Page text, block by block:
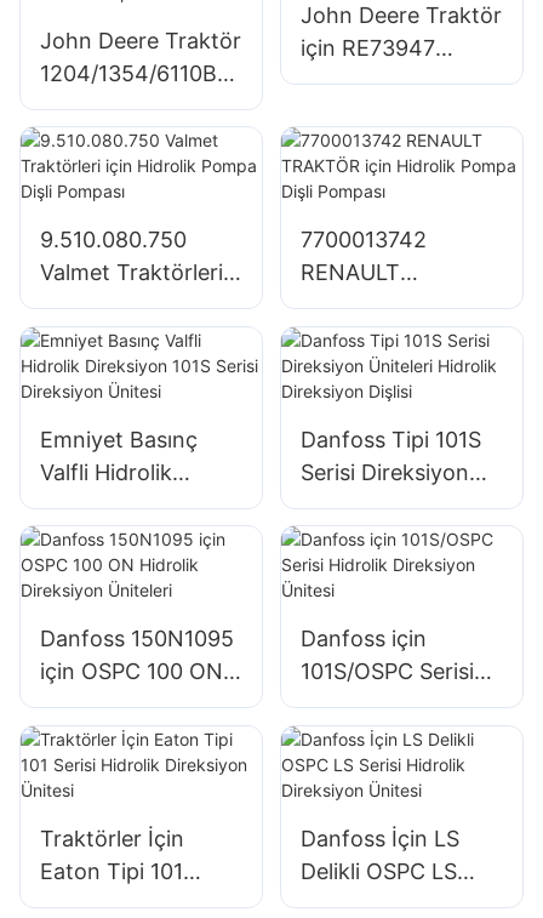
John Deere Traktör
1204/1354/6110B
için Dişli Pompa
Büyük Tandem
Hidrolik Pompa
SJ21032
John Deere Traktör
için RE73947
RE72058 Hidrolik
Pompası
9.510.080.750
Valmet Traktörleri
için Hidrolik Pompa
Dişli Pompası
7700013742
RENAULT
TRAKTÖR için
Hidrolik Pompa Dişli
Pompası
Emniyet Basınç
Valfli Hidrolik
Direksiyon 101S
Serisi Direksiyon
Ünitesi
Danfoss Tipi 101S
Serisi Direksiyon
Üniteleri Hidrolik
Direksiyon Dişlisi
Danfoss 150N1095
için OSPC 100 ON
Hidrolik Direksiyon
Üniteleri
Danfoss için
101S/OSPC Serisi
Hidrolik Direksiyon
Ünitesi
Traktörler İçin
Eaton Tipi 101
Serisi Hidrolik
Danfoss İçin LS
Delikli OSPC LS
Serisi Hidrolik